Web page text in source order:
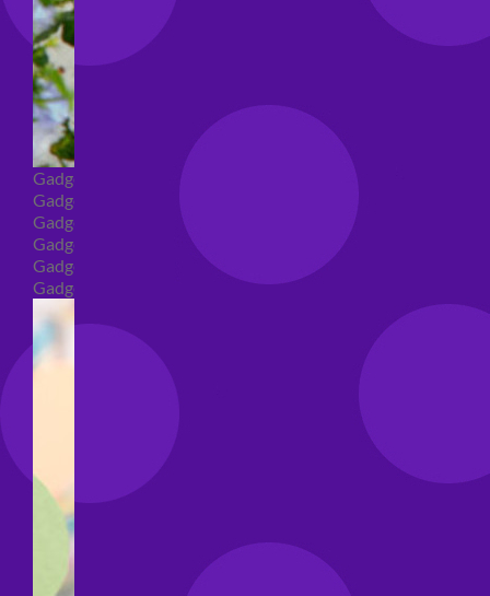
Gadget
Gadget addio al nubilato
Gadget Laurea
Gadget addio al celibato
Gadget per compleanno
Gadget generici